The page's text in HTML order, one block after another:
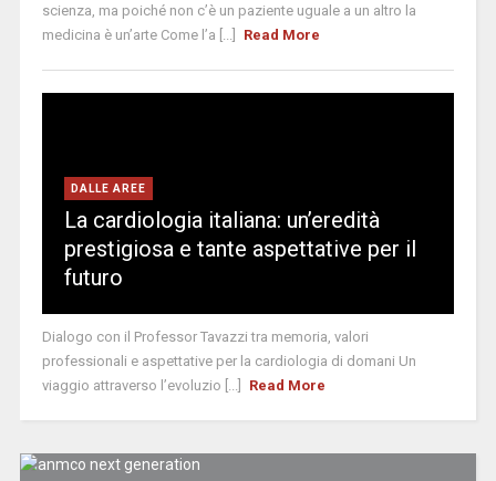
scienza, ma poiché non c’è un paziente uguale a un altro la
medicina è un’arte Come l’a [...]
Read More
DALLE AREE
La cardiologia italiana: un’eredità
prestigiosa e tante aspettative per il
futuro
Dialogo con il Professor Tavazzi tra memoria, valori
professionali e aspettative per la cardiologia di domani Un
viaggio attraverso l’evoluzio [...]
Read More